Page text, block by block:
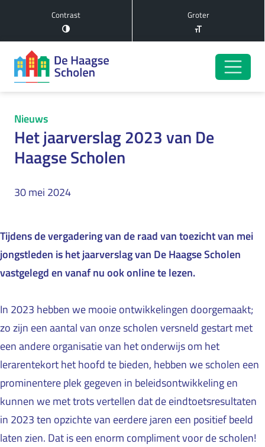
Contrast Groter
Nieuws
Het jaarverslag 2023 van De
Haagse Scholen
30 mei 2024
Tijdens de vergadering van de raad van toezicht van mei
jongstleden is het jaarverslag van De Haagse Scholen
vastgelegd en vanaf nu ook online te lezen.
In 2023 hebben we mooie ontwikkelingen doorgemaakt;
zo zijn een aantal van onze scholen versneld gestart met
een andere organisatie van het onderwijs om het
lerarentekort het hoofd te bieden, hebben we scholen een
prominentere plek gegeven in beleidsontwikkeling en
kunnen we met trots vertellen dat de eindtoetsresultaten
in 2023 ten opzichte van eerdere jaren een positief beeld
laten zien. Dat is een enorm compliment voor de scholen!